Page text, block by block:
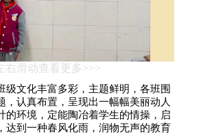
右滑动查看更多>>>
级文化丰富多彩，主题鲜明，各班围
，认真布置，呈现出一幅幅美丽动人
的环境，定能陶冶着学生的情操，启
达到一种春风化雨，润物无声的教育